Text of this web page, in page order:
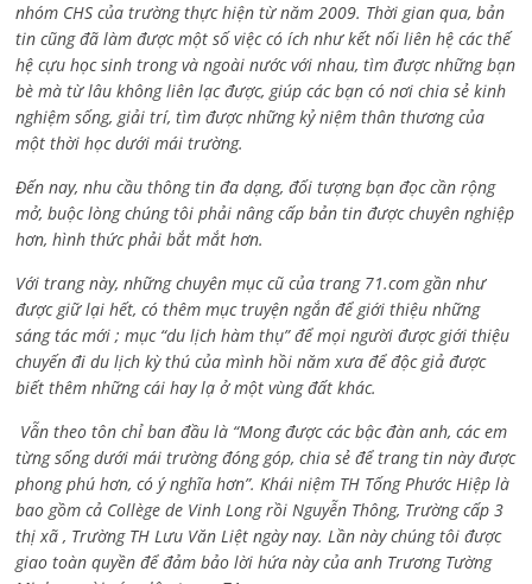
nhóm CHS của trường thực hiện từ năm 2009. Thời gian qua, bản
tin cũng đã làm được một số việc có ích như kết nối liên hệ các thế
hệ cựu học sinh trong và ngoài nước với nhau, tìm được những bạn
bè mà từ lâu không liên lạc được, giúp các bạn có nơi chia sẻ kinh
nghiệm sống, giải trí, tìm được những kỷ niệm thân thương của
một thời học dưới mái trường.
Đến nay, nhu cầu thông tin đa dạng, đối tượng bạn đọc cần rộng
mở, buộc lòng chúng tôi phải nâng cấp bản tin được chuyên nghiệp
hơn, hình thức phải bắt mắt hơn.
Với trang này, những chuyên mục cũ của trang 71.com gần như
được giữ lại hết, có thêm mục truyện ngắn để giới thiệu những
sáng tác mới ; mục “du lịch hàm thụ” để mọi người được giới thiệu
chuyến đi du lịch kỳ thú của mình hồi năm xưa để độc giả được
biết thêm những cái hay lạ ở một vùng đất khác.
Vẫn theo tôn chỉ ban đầu là “Mong được các bậc đàn anh, các em
từng sống dưới mái trường đóng góp, chia sẻ để trang tin này được
phong phú hơn, có ý nghĩa hơn”. Khái niệm TH Tống Phước Hiệp là
bao gồm cả Collège de Vinh Long rồi Nguyễn Thông, Trường cấp 3
thị xã , Trường TH Lưu Văn Liệt ngày nay. Lần này chúng tôi được
giao toàn quyền để đảm bảo lời hứa này của anh Trương Tường